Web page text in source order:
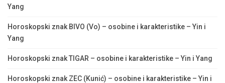
Yang
Horoskopski znak BIVO (Vo) – osobine i karakteristike – Yin i
Yang
Horoskopski znak TIGAR – osobine i karakteristike – Yin i Yang
Horoskopski znak ZEC (Kunić) – osobine i karakteristike – Yin i